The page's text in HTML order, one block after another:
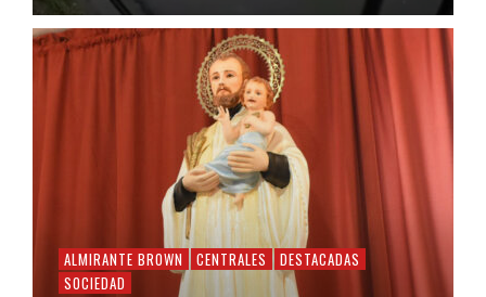
ALMIRANTE BROWN CENTRALES
DESTACADAS
SOCIEDAD